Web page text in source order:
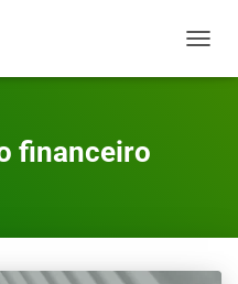
financeiro